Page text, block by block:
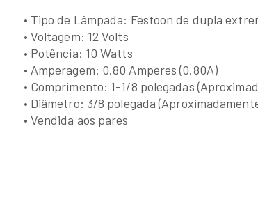
• Tipo de Lâmpada: Festoon de dupla
• Voltagem: 12 Volts
• Potência: 10 Watts
• Amperagem: 0.80 Amperes (0.80A)
• Comprimento: 1-1/8 polegadas
• Diâmetro: 3/8 polegada
• Vendida aos pares